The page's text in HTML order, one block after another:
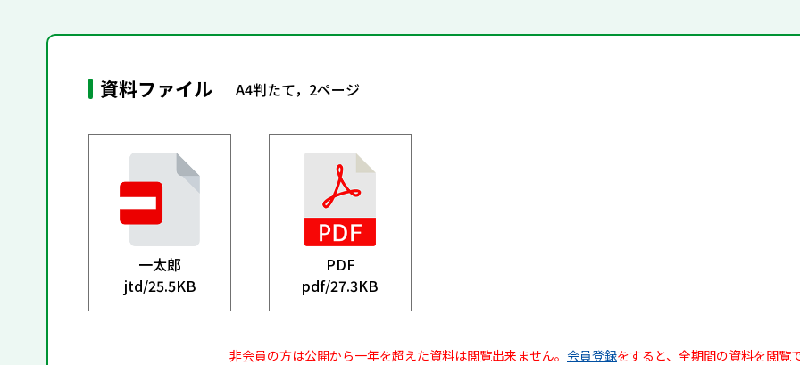
資料ファイル A4判たて，2ページ
一太郎
jtd/25.5KB
PDF
pdf/27.3KB
非会員の方は公開から一年を超えた資料は閲覧出来ません。 会員登録をすると、全期間の資料を閲覧